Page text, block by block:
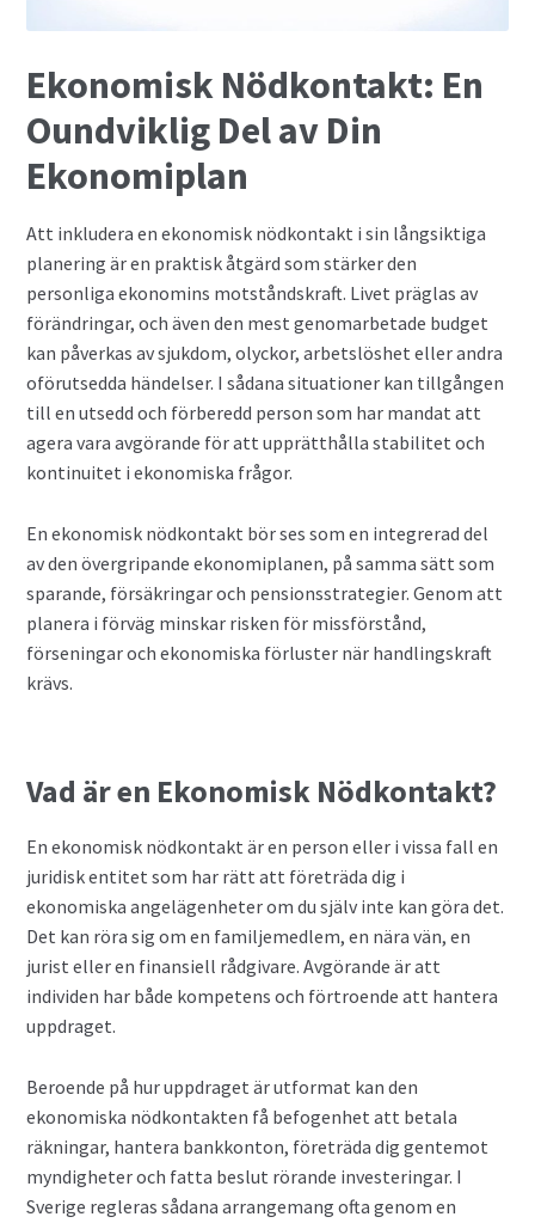
Samla ihop dina lån
SMS-lån
Terminer
Undvik bedragare
Vad är Bitcoin?
Valutahandel
Ekonomisk Nödkontakt: En
Oundviklig Del av Din
Ekonomiplan
Att inkludera en ekonomisk nödkontakt i sin långsiktiga
planering är en praktisk åtgärd som stärker den
personliga ekonomins motståndskraft. Livet präglas av
förändringar, och även den mest genomarbetade budget
kan påverkas av sjukdom, olyckor, arbetslöshet eller andra
oförutsedda händelser. I sådana situationer kan tillgången
till en utsedd och förberedd person som har mandat att
agera vara avgörande för att upprätthålla stabilitet och
kontinuitet i ekonomiska frågor.
En ekonomisk nödkontakt bör ses som en integrerad del
av den övergripande ekonomiplanen, på samma sätt som
sparande, försäkringar och pensionsstrategier. Genom att
planera i förväg minskar risken för missförstånd,
förseningar och ekonomiska förluster när handlingskraft
krävs.
Vad är en Ekonomisk Nödkontakt?
En ekonomisk nödkontakt är en person eller i vissa fall en
juridisk entitet som har rätt att företräda dig i
ekonomiska angelägenheter om du själv inte kan göra det.
Det kan röra sig om en familjemedlem, en nära vän, en
jurist eller en finansiell rådgivare. Avgörande är att
individen har både kompetens och förtroende att hantera
uppdraget.
Beroende på hur uppdraget är utformat kan den
ekonomiska nödkontakten få befogenhet att betala
räkningar, hantera bankkonton, företräda dig gentemot
myndigheter och fatta beslut rörande investeringar. I
Sverige regleras sådana arrangemang ofta genom en